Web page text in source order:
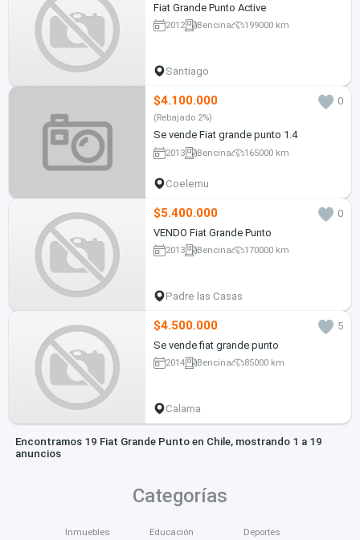
Fiat Grande Punto Active
2012 Bencina 199000 km
Santiago
$4.100.000 0
(Rebajado 2%)
Se vende Fiat grande punto 1.4
2013 Bencina 165000 km
Coelemu
$5.400.000
0
VENDO Fiat Grande Punto
2013 Bencina 170000 km
Padre las Casas
$4.500.000
5
Se vende fiat grande punto
2014 Bencina 85000 km
Calama
Encontramos 19 Fiat Grande Punto en Chile, mostrando 1 a 19
anuncios
Categorías
Inmuebles Educación Deportes